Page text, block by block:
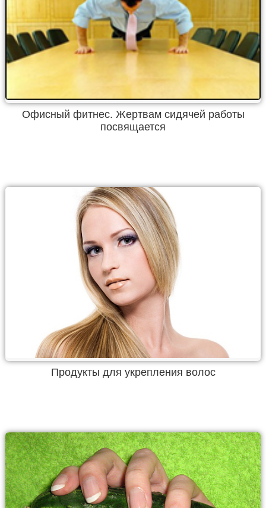
Офисный фитнес. Жертвам сидячей работы
посвящается
Продукты для укрепления волос